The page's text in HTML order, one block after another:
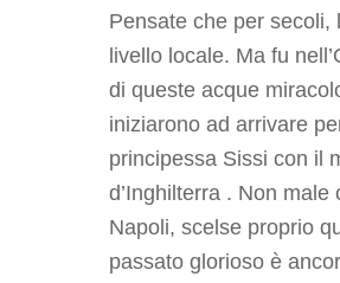
Pensate che per
livello locale. Ma fu
di queste acque
iniziarono ad arrivare
principessa Sissi con il
d’Inghilterra . Non
Napoli, scelse proprio
passato glorioso è